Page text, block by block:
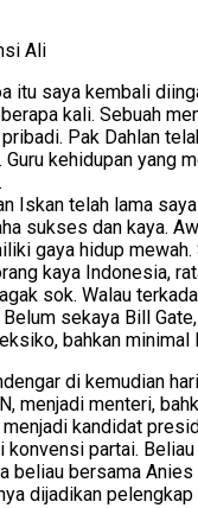
Ali
itu saya kembali
kali. Sebuah
Pak Dahlan
Guru kehidupan yang
Iskan telah lama
sukses dan kaya.
gaya hidup mewah.
kaya Indonesia,
sok. Walau
sekaya Bill
bahkan minimal
di kemudian
menjadi menteri,
kandidat
konvensi partai.
beliau bersama
dijadikan